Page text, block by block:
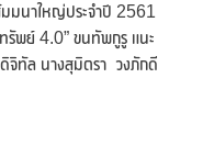
มนาใหญ่ประจำปี 2561
รัพย์ 4.0” ขนทัพกูรู แนะ
จิทัล นางสุมิตรา วงภักดี